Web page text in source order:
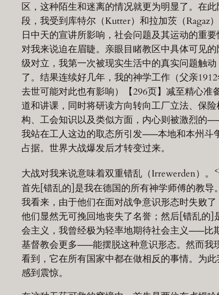
区，这种陌生和迷离的情况就更为明显了。在此
段，我受到库特尔（Kutter）和拉加茨（Ragaz
日中天的宣讲所影响，社会问题及其运动的重要
对我来说迫在眉睫。亲眼目睹教区中具体可见的
级对立，我第一次被现实生活中的真实问题触动
了。结果连续好几年，我的神学工作（父亲
去世可能对此也有影响）【296页】减至精心准
道和讲课，同时将研读方向转向工厂立法、保险
构、工会知识以及类似方面，内心则被激烈的
我站在工人这边的取态所引发——本地和本州斗
占据。世界大战爆发后才转变过来。
大战对我来说意味着双重错乱（Irrewerden）。
首先[错乱的]是我在德国的所有神学师傅的教导
我看来，由于他们在面对战争意识形态时失败了
他们显然无可挽回地丧失了名誉；然后[错乱的]
会主义，我曾经极为轻率地期待社会主义——比
基督教会更多——能摆脱这种意识形态。然而我
看到，它在所有国家中都在做相反的事情。为此
感到震惊。